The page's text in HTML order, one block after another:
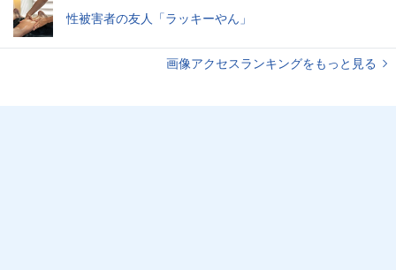
性被害者の友人「ラッキーやん」
画像アクセスランキングをもっと見る